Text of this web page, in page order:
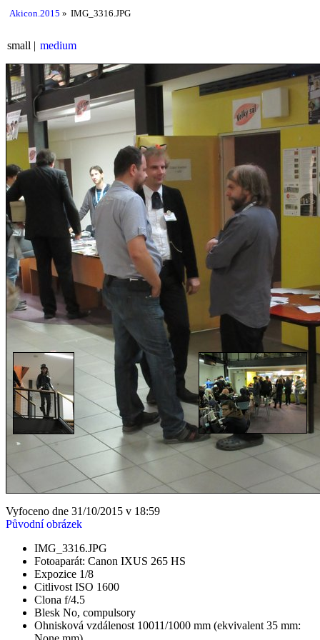
Akicon.2015 IMG_3316.JPG
small medium
Vyfoceno dne 31/10/2015 v 18:59
Původní obrázek
IMG_3316.JPG
Fotoaparát: Canon IXUS 265 HS
Expozice 1/8
Citlivost ISO 1600
Clona f/4.5
Blesk No, compulsory
Ohnisková vzdálenost 10011/1000 mm (ekvivalent 35 mm: